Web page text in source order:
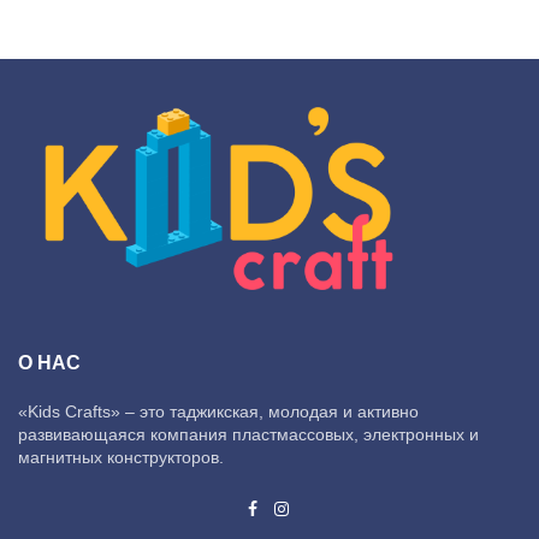
О НАС
«Kids Crafts» – это таджикская, молодая и активно
развивающаяся компания пластмассовых, электронных и
магнитных конструкторов.